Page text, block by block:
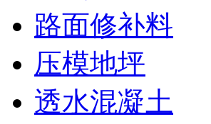
路面修补料
压模地坪
透水混凝土